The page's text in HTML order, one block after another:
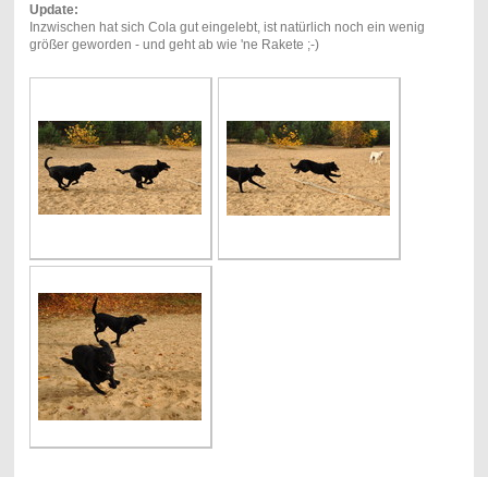
Update:
Inzwischen hat sich Cola gut eingelebt, ist natürlich noch ein wenig
größer geworden - und geht ab wie 'ne Rakete ;-)